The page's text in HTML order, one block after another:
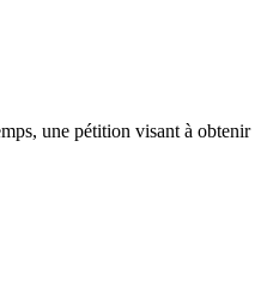
une pétition visant à obtenir